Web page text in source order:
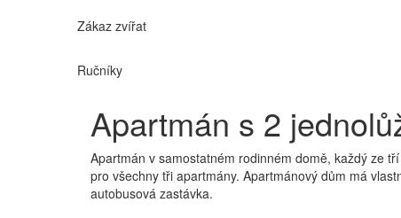
Zákaz zvířat
Ručníky
Apartmán s 2
Apartmán v samostatném rodinném domě, každý ze
pro všechny tři apartmány. Apartmánový dům má
autobusová zastávka.